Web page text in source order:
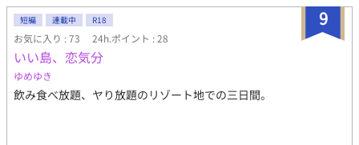
9
短編 連載中 R18
お気に入り : 73 24h.ポイント : 28
いい島、恋気分
ゆめゆき
飲み食べ放題、ヤり放題のリゾート地での三日間。